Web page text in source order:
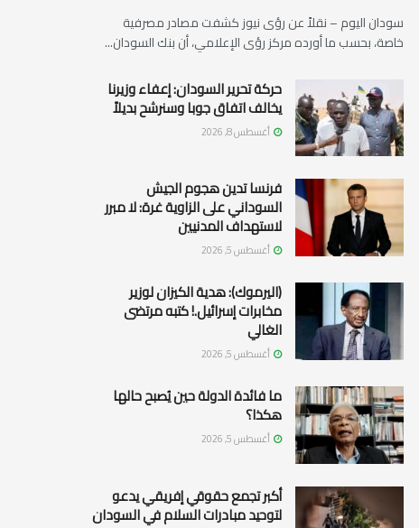
سودان اليوم – نقلاً عن رؤى نيوز كشفت مصادر مصرفية
خاصة، بحسب ما أورده مركز رؤى الإعلامي، أن بنك السودان...
حركة تحرير السودان: إعفاء وزيرنا
يخالف اتفاق جوبا وسنرشح بديلاً
أغسطس 8, 2026
فرنسا تدين هجوم الجيش
السوداني على الزاوية غرة: لا مبرر
لاستهداف المدنيين
أغسطس 5, 2026
(اليرموك): هدية الكيزان لوزير
مخابرات إسرائيل.! كتبه مرتضى
الغالي
أغسطس 5, 2026
ما فائدة الدولة حين يُصبح حالها
هكذا؟
أغسطس 5, 2026
أكبر تجمع حقوقي إفريقي يدعو
لتوحيد مبادرات السلام في السودان